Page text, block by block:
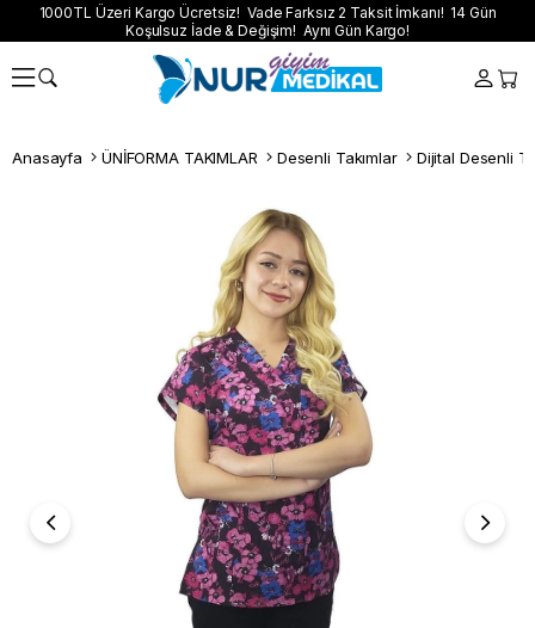
1000TL Üzeri Kargo Ücretsiz! Vade Farksız 2 Taksit İmkanı! 14 Gün
Koşulsuz İade & Değişim! Aynı Gün Kargo!
Anasayfa ÜNİFORMA TAKIMLAR Desenli Takımlar Dijital Desenli